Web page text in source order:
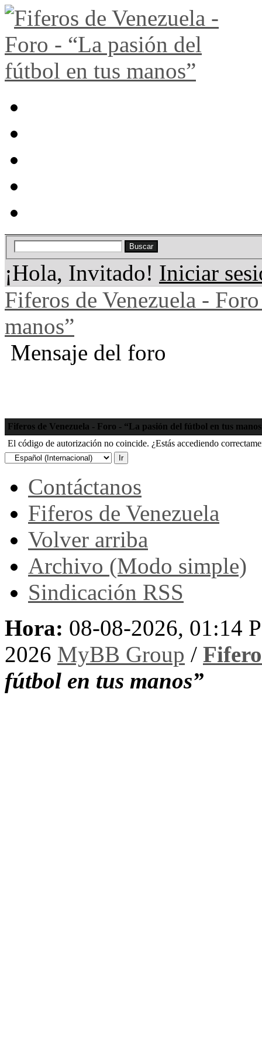
¡Hola, Invitado! Iniciar
Fiferos de Venezuela -
manos”
Mensaje del foro
Fiferos de Venezuela - Foro - “La pasión del fútbol en tus
El código de autorización no coincide. ¿Estás accediendo
Contáctanos
Fiferos de Venezuela
Volver arriba
Archivo (Modo simple)
Sindicación RSS
Hora: 08-08-2026, 01:14
2026 MyBB Group /
fútbol en tus manos”